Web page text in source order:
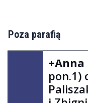
Poza parafią
pon.1)